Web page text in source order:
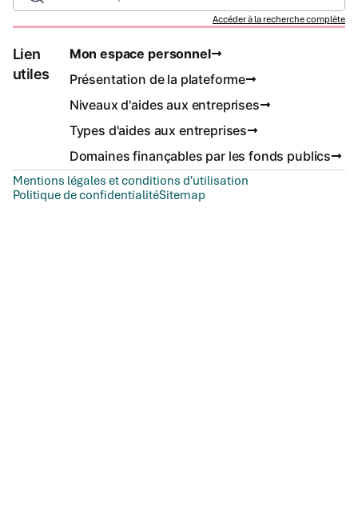
Accéder à la recherche complète
Lien
utiles
Mon espace personnel
Présentation de la plateforme
Niveaux d'aides aux entreprises
Types d'aides aux entreprises
Domaines finançables par les fonds publics
Mentions légales et conditions d'utilisation
Politique de confidentialitéSitemap